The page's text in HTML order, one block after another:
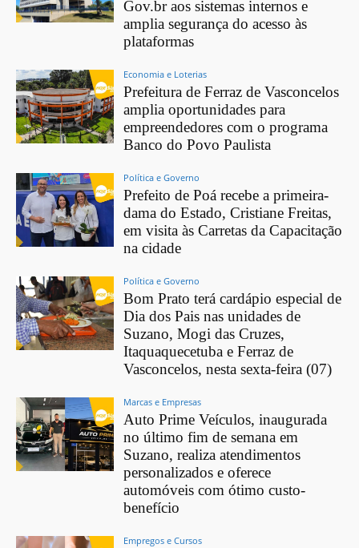
Gov.br aos sistemas internos e
amplia segurança do acesso às
plataformas
Economia e Loterias
Prefeitura de Ferraz de Vasconcelos
amplia oportunidades para
empreendedores com o programa
Banco do Povo Paulista
Política e Governo
Prefeito de Poá recebe a primeira-
dama do Estado, Cristiane Freitas,
em visita às Carretas da Capacitação
na cidade
Política e Governo
Bom Prato terá cardápio especial de
Dia dos Pais nas unidades de
Suzano, Mogi das Cruzes,
Itaquaquecetuba e Ferraz de
Vasconcelos, nesta sexta-feira (07)
Marcas e Empresas
Auto Prime Veículos, inaugurada
no último fim de semana em
Suzano, realiza atendimentos
personalizados e oferece
automóveis com ótimo custo-
benefício
Empregos e Cursos